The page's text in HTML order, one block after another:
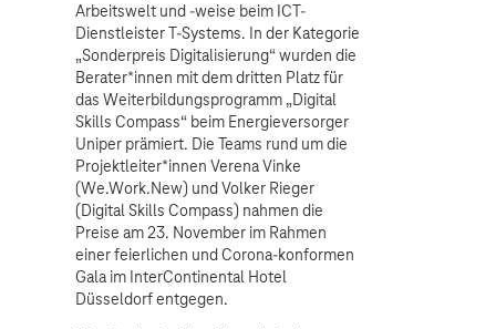
Arbeitswelt und -weise beim ICT-
Dienstleister T-Systems. In der Kategorie
„Sonderpreis Digitalisierung“ wurden die
Berater*innen mit dem dritten Platz für
das Weiterbildungsprogramm „Digital
Skills Compass“ beim Energieversorger
Uniper prämiert. Die Teams rund um die
Projektleiter*innen Verena Vinke
(We.Work.New) und Volker Rieger
(Digital Skills Compass) nahmen die
Preise am 23. November im Rahmen
einer feierlichen und Corona-konformen
Gala im InterContinental Hotel
Düsseldorf entgegen.